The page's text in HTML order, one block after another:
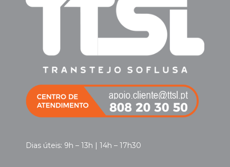
Dias úteis: 9h – 13h | 14h – 17h30